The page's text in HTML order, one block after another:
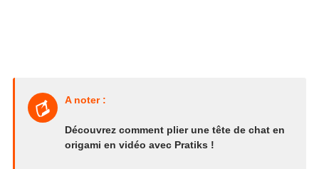
A noter :
Découvrez comment plier une tête de chat en
origami en vidéo avec Pratiks !